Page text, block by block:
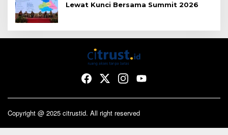
Lewat Kunci Bersama Summit 2026
Copyright @ 2025 citrustid. All right reserved